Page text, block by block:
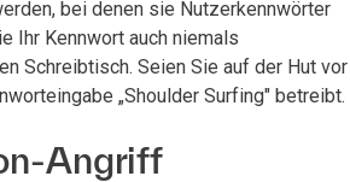
bei denen sie Nutzerkennwörter
Ihr Kennwort auch niemals
Schreibtisch. Seien Sie auf der Hut vor
„Shoulder Surfing" betreibt.
Angriff